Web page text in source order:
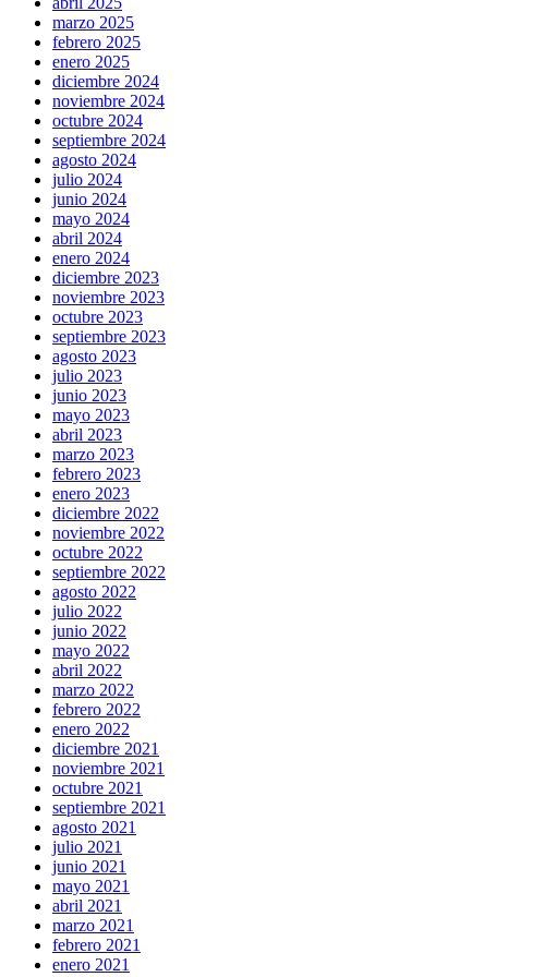
marzo 2025
febrero 2025
enero 2025
diciembre 2024
noviembre 2024
octubre 2024
septiembre 2024
agosto 2024
julio 2024
junio 2024
mayo 2024
abril 2024
enero 2024
diciembre 2023
noviembre 2023
octubre 2023
septiembre 2023
agosto 2023
julio 2023
junio 2023
mayo 2023
abril 2023
marzo 2023
febrero 2023
enero 2023
diciembre 2022
noviembre 2022
octubre 2022
septiembre 2022
agosto 2022
julio 2022
junio 2022
mayo 2022
abril 2022
marzo 2022
febrero 2022
enero 2022
diciembre 2021
noviembre 2021
octubre 2021
septiembre 2021
agosto 2021
julio 2021
junio 2021
mayo 2021
abril 2021
marzo 2021
febrero 2021
enero 2021